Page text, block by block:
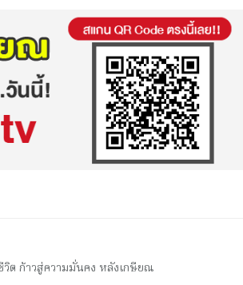
ต ก้าวสู่ความมั่นคง หลังเกษียณ